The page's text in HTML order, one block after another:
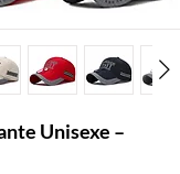
Unisexe –